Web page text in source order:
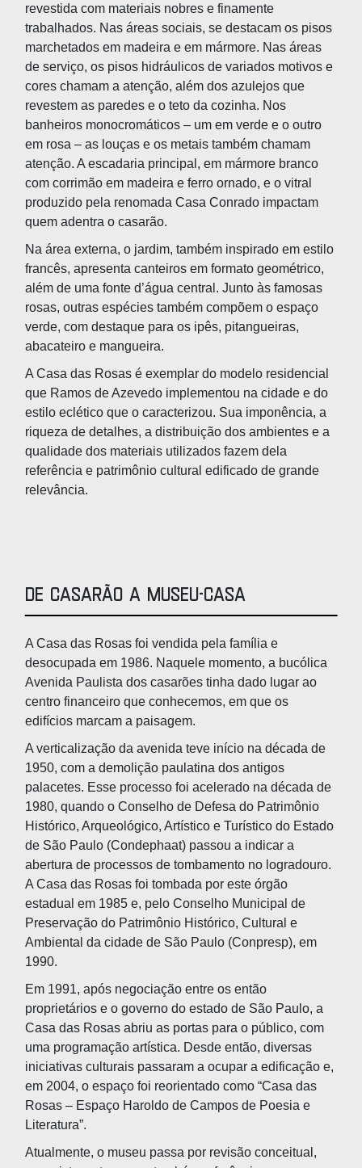
revestida com materiais nobres e finamente
trabalhados. Nas áreas sociais, se destacam os pisos
marchetados em madeira e em mármore. Nas áreas
de serviço, os pisos hidráulicos de variados motivos e
cores chamam a atenção, além dos azulejos que
revestem as paredes e o teto da cozinha. Nos
banheiros monocromáticos – um em verde e o outro
em rosa – as louças e os metais também chamam
atenção. A escadaria principal, em mármore branco
com corrimão em madeira e ferro ornado, e o vitral
produzido pela renomada Casa Conrado impactam
quem adentra o casarão.
Na área externa, o jardim, também inspirado em estilo
francês, apresenta canteiros em formato geométrico,
além de uma fonte d’água central. Junto às famosas
rosas, outras espécies também compõem o espaço
verde, com destaque para os ipês, pitangueiras,
abacateiro e mangueira.
A Casa das Rosas é exemplar do modelo residencial
que Ramos de Azevedo implementou na cidade e do
estilo eclético que o caracterizou. Sua imponência, a
riqueza de detalhes, a distribuição dos ambientes e a
qualidade dos materiais utilizados fazem dela
referência e patrimônio cultural edificado de grande
relevância.
De casarão a museu-casa
A Casa das Rosas foi vendida pela família e
desocupada em 1986. Naquele momento, a bucólica
Avenida Paulista dos casarões tinha dado lugar ao
centro financeiro que conhecemos, em que os
edifícios marcam a paisagem.
A verticalização da avenida teve início na década de
1950, com a demolição paulatina dos antigos
palacetes. Esse processo foi acelerado na década de
1980, quando o Conselho de Defesa do Patrimônio
Histórico, Arqueológico, Artístico e Turístico do Estado
de São Paulo (Condephaat) passou a indicar a
abertura de processos de tombamento no logradouro.
A Casa das Rosas foi tombada por este órgão
estadual em 1985 e, pelo Conselho Municipal de
Preservação do Patrimônio Histórico, Cultural e
Ambiental da cidade de São Paulo (Conpresp), em
1990.
Em 1991, após negociação entre os então
proprietários e o governo do estado de São Paulo, a
Casa das Rosas abriu as portas para o público, com
uma programação artística. Desde então, diversas
iniciativas culturais passaram a ocupar a edificação e,
em 2004, o espaço foi reorientado como “Casa das
Rosas – Espaço Haroldo de Campos de Poesia e
Literatura”.
Atualmente, o museu passa por revisão conceitual,